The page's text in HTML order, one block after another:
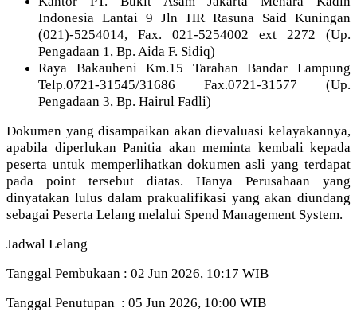
Indonesia Lantai 9 Jln HR Rasuna Said Kuningan
(021)-5254014, Fax. 021-5254002 ext 2272 (Up.
Pengadaan 1, Bp. Aida F. Sidiq)
Raya Bakauheni Km.15 Tarahan Bandar Lampung
Telp.0721-31545/31686 Fax.0721-31577 (Up.
Pengadaan 3, Bp. Hairul Fadli)
Dokumen yang disampaikan akan dievaluasi kelayakannya,
apabila diperlukan Panitia akan meminta kembali kepada
peserta untuk memperlihatkan dokumen asli yang terdapat
pada point tersebut diatas. Hanya Perusahaan yang
dinyatakan lulus dalam prakualifikasi yang akan diundang
sebagai Peserta Lelang melalui Spend Management System.
Jadwal Lelang
Tanggal Pembukaan : 02 Jun 2026, 10:17 WIB
Tanggal Penutupan : 05 Jun 2026, 10:00 WIB